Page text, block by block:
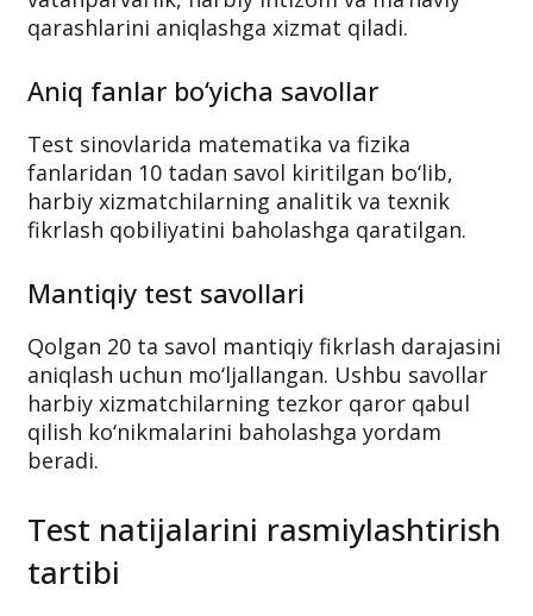
qarashlarini aniqlashga xizmat qiladi.
Aniq fanlar bo‘yicha savollar
Test sinovlarida matematika va fizika
fanlaridan 10 tadan savol kiritilgan bo‘lib,
harbiy xizmatchilarning analitik va texnik
fikrlash qobiliyatini baholashga qaratilgan.
Mantiqiy test savollari
Qolgan 20 ta savol mantiqiy fikrlash darajasini
aniqlash uchun mo‘ljallangan. Ushbu savollar
harbiy xizmatchilarning tezkor qaror qabul
qilish ko‘nikmalarini baholashga yordam
beradi.
Test natijalarini rasmiylashtirish
tartibi